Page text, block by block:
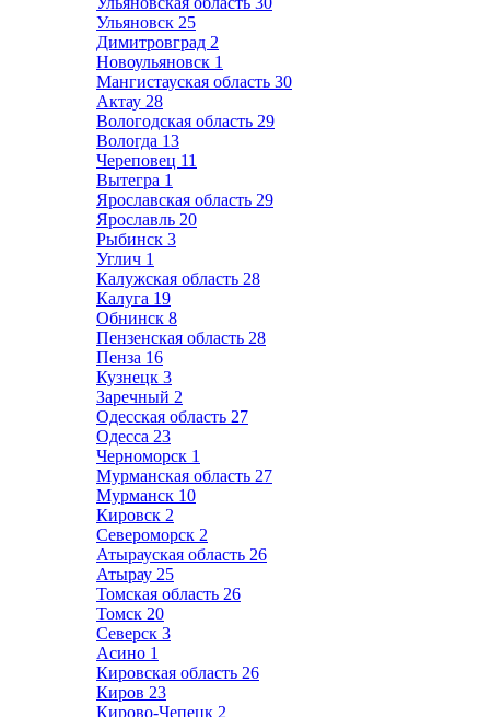
Ульяновск 25
Димитровград 2
Новоульяновск 1
Мангистауская область 30
Актау 28
Вологодская область 29
Вологда 13
Череповец 11
Вытегра 1
Ярославская область 29
Ярославль 20
Рыбинск 3
Углич 1
Калужская область 28
Калуга 19
Обнинск 8
Пензенская область 28
Пенза 16
Кузнецк 3
Заречный 2
Одесская область 27
Одесса 23
Черноморск 1
Мурманская область 27
Мурманск 10
Кировск 2
Североморск 2
Атырауская область 26
Атырау 25
Томская область 26
Томск 20
Северск 3
Асино 1
Кировская область 26
Киров 23
Кирово-Чепецк 2